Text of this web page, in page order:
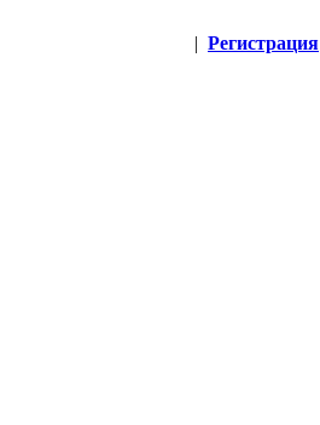
| Регистрация